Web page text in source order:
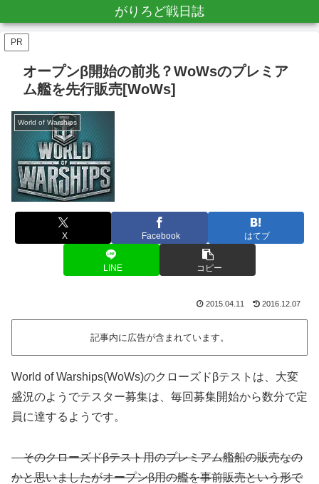
がりろど戦日誌
PR
オープンβ開始の前兆？WoWsのプレミア
ム艦を先行販売[WoWs]
World of Warships
X Facebook はてブ
LINE コピー
2015.04.11 2016.12.07
記事内に広告が含まれています。
World of Warships(WoWs)のクローズドβテストは、大変
盛況のようでテスター募集は、毎回募集開始から数分で定
員に達するようです。
そのクローズドβテスト用のプレミアム艦船の販売なの
かと思いましたがオープンβ用の艦を事前販売という形で